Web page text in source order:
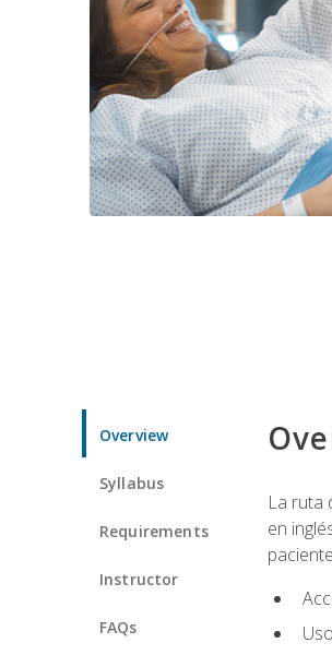
Overview
Syllabus
Requirements
Instructor
FAQs
La ruta
en